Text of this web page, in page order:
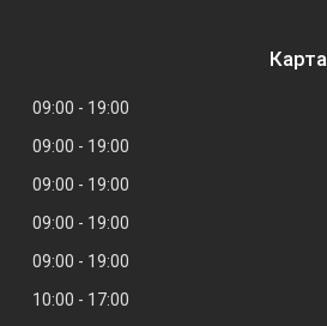
09:00
19:00
09:00
19:00
09:00
19:00
09:00
19:00
09:00
19:00
10:00 17:00
Карта